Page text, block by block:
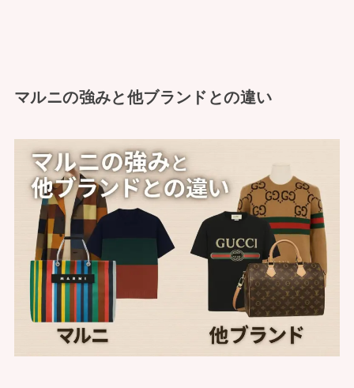
マルニの強みと他ブランドとの違い